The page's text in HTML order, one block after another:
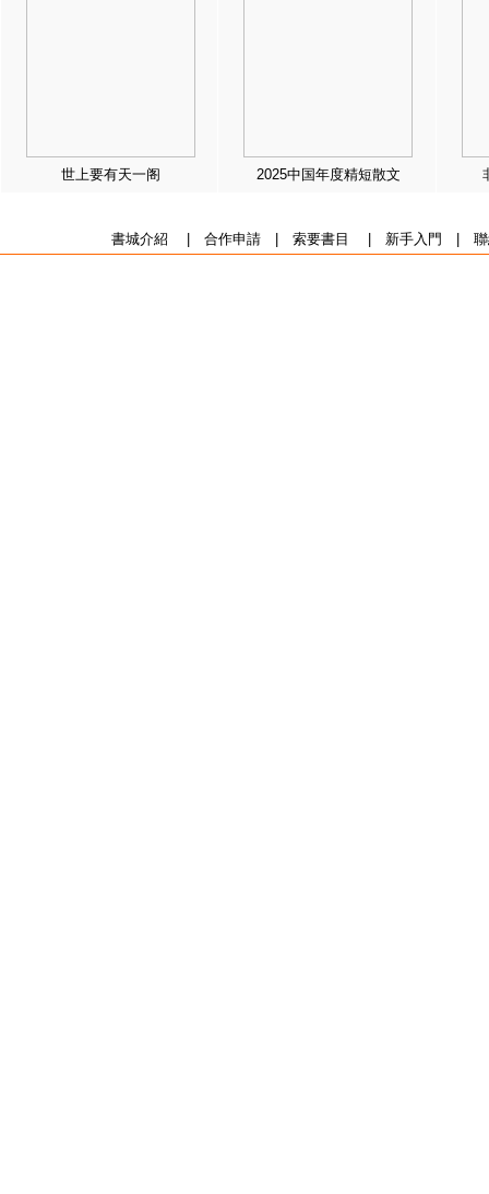
世上要有天一阁 2025中国年度精短散文
書城介紹 合作申請| 索要書目 新手入門